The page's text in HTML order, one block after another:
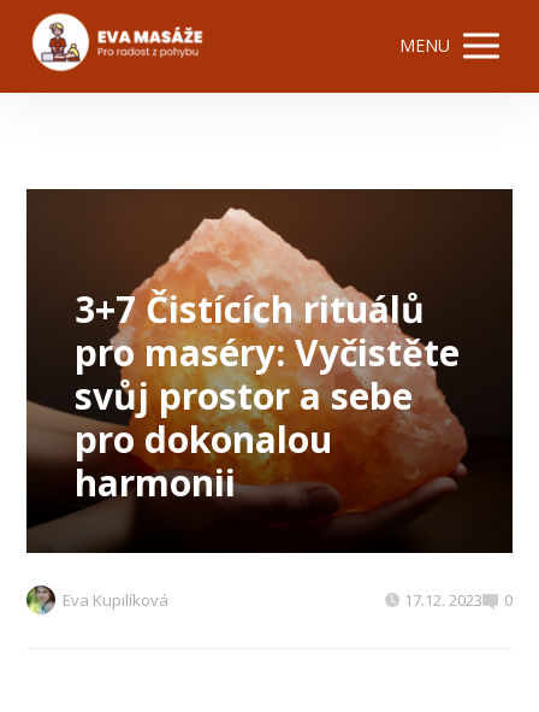
MENU
3+7 Čistících rituálů
pro maséry: Vyčistěte
svůj prostor a sebe
pro dokonalou
harmonii
Eva Kupilíková 17.12. 2023 0